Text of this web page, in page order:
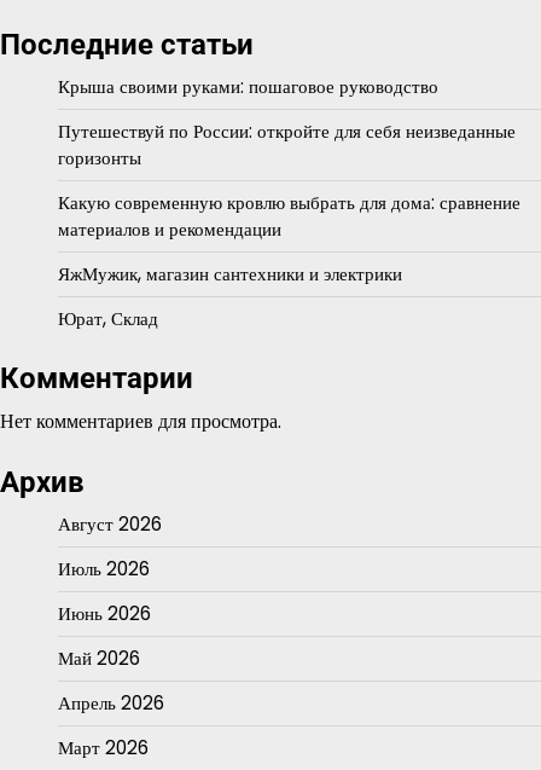
Последние статьи
Крыша своими руками: пошаговое руководство
Путешествуй по России: откройте для себя неизведанные
горизонты
Какую современную кровлю выбрать для дома: сравнение
материалов и рекомендации
ЯжМужик, магазин сантехники и электрики
Юрат, Склад
Комментарии
Нет комментариев для просмотра.
Архив
Август 2026
Июль 2026
Июнь 2026
Май 2026
Апрель 2026
Март 2026